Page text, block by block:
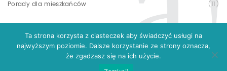
Porady dla mieszkańców (11)
Ta strona korzysta z ciasteczek aby świadczyć usługi na
najwyższym poziomie. Dalsze korzystanie ze strony oznacza,
że zgadzasz się na ich użycie.